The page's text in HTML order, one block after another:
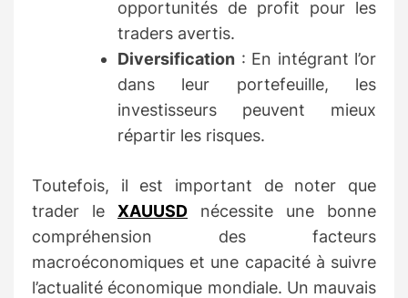
opportunités de profit pour les
traders avertis.
Diversification : En intégrant l’or
dans leur portefeuille, les
investisseurs peuvent mieux
répartir les risques.
Toutefois, il est important de noter que
trader le XAUUSD nécessite une bonne
compréhension des facteurs
macroéconomiques et une capacité à suivre
l’actualité économique mondiale. Un mauvais